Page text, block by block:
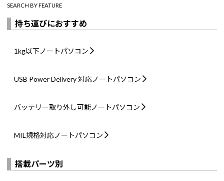
SEARCH BY FEATURE
持ち運びにおすすめ
1kg以下 ノートパソコン
USB Power Delivery 対応ノートパソコン
バッテリー取り外し可能ノートパソコン
MIL規格対応ノートパソコン
搭載パーツ別